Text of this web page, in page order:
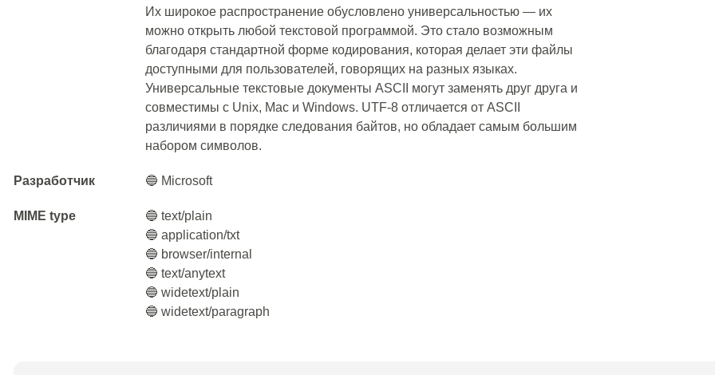
Их широкое распространение обусловлено универсальностью — их
можно открыть любой текстовой программой. Это стало возможным
благодаря стандартной форме кодирования, которая делает эти файлы
доступными для пользователей, говорящих на разных языках.
Универсальные текстовые документы ASCII могут заменять друг друга и
совместимы с Unix, Mac и Windows. UTF-8 отличается от ASCII
различиями в порядке следования байтов, но обладает самым большим
набором символов.
Разработчик 🔵 Microsoft
MIME type
🔵 text/plain
🔵 application/txt
🔵 browser/internal
🔵 text/anytext
🔵 widetext/plain
🔵 widetext/paragraph